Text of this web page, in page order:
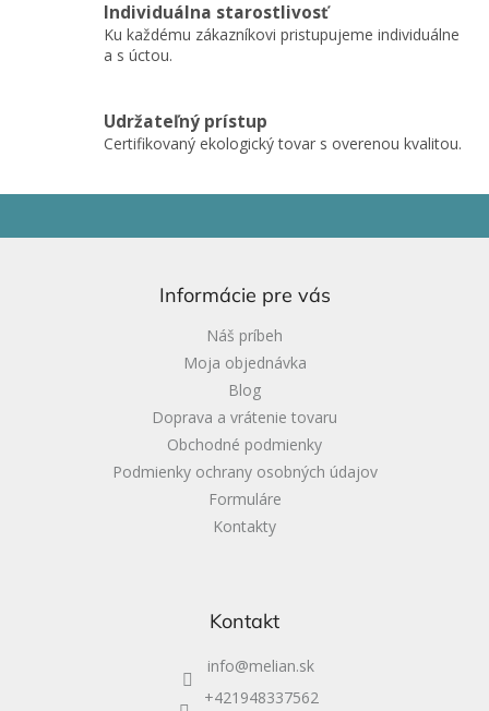
Individuálna starostlivosť
Ku každému zákazníkovi pristupujeme individuálne
a s úctou.
Udržateľný prístup
Certifikovaný ekologický tovar s overenou kvalitou.
Informácie pre vás
Náš príbeh
Moja objednávka
Blog
Doprava a vrátenie tovaru
Obchodné podmienky
Podmienky ochrany osobných údajov
Formuláre
Kontakty
Kontakt
info@melian.sk
+421948337562